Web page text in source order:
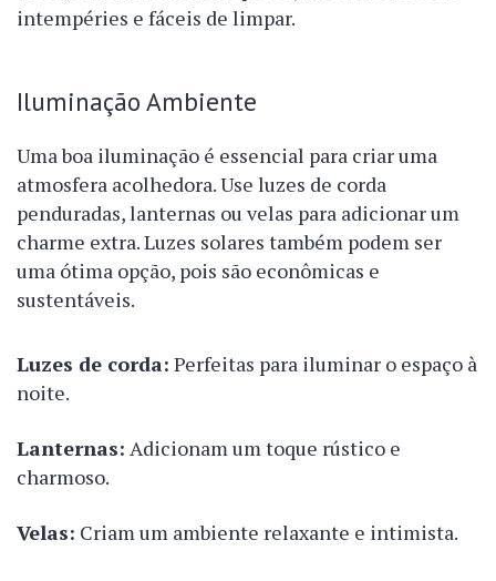
intempéries e fáceis de limpar.
Iluminação Ambiente
Uma boa iluminação é essencial para criar uma
atmosfera acolhedora. Use luzes de corda
penduradas, lanternas ou velas para adicionar um
charme extra. Luzes solares também podem ser
uma ótima opção, pois são econômicas e
sustentáveis.
Luzes de corda: Perfeitas para iluminar o espaço à
noite.
Lanternas: Adicionam um toque rústico e
charmoso.
Velas: Criam um ambiente relaxante e intimista.